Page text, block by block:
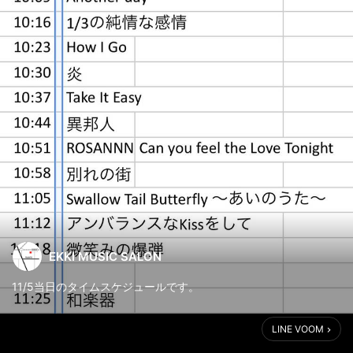
EKKI MUSIC SALON
11/5当日のタイムスケジュールです。
LINE VOOM